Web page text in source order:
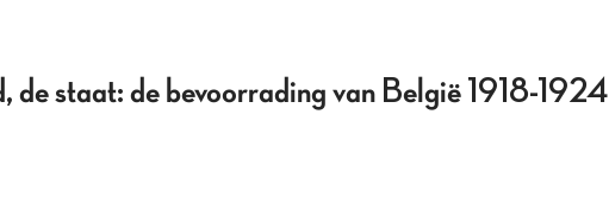
de staat: de bevoorrading van België 1918-1924